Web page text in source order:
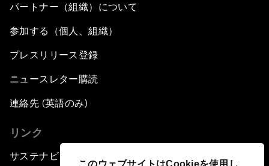
このウェブサイトはCookieを使用し
パートナー（組織）について
参加する（個人、組織）
プレスリリース登録
ニュースレター購読
連絡先 (英語のみ)
リンク
サステナビリティへの取り組み